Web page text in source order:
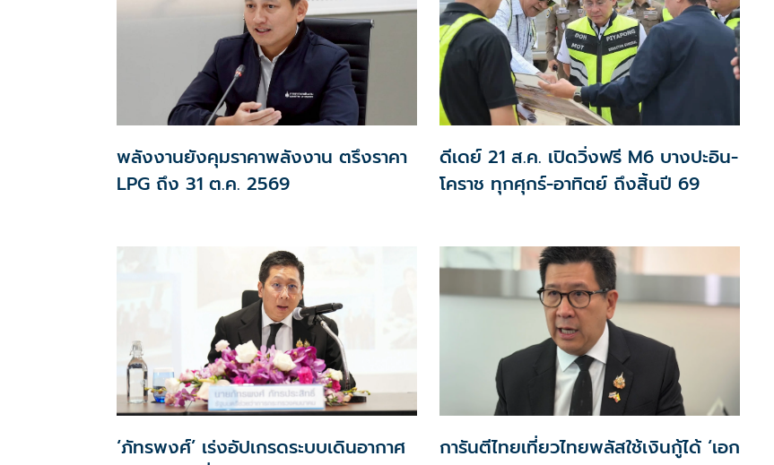
พลังงานยังคุมราคาพลังงาน ตรึงราคา
LPG ถึง 31 ต.ค. 2569
ดีเดย์ 21 ส.ค. เปิดวิ่งฟรี M6 บางปะอิน-
โคราช ทุกศุกร์-อาทิตย์ ถึงสิ้นปี 69
‘ภัทรพงศ์’ เร่งอัปเกรดระบบเดินอากาศ
การันตีไทยเที่ยวไทยพลัสใช้เงินกู้ได้ ‘เอก